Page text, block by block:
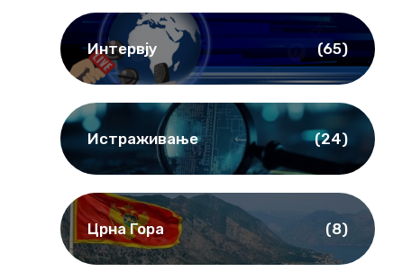
Интервју (65)
Истраживање (24)
Црна Гора (8)